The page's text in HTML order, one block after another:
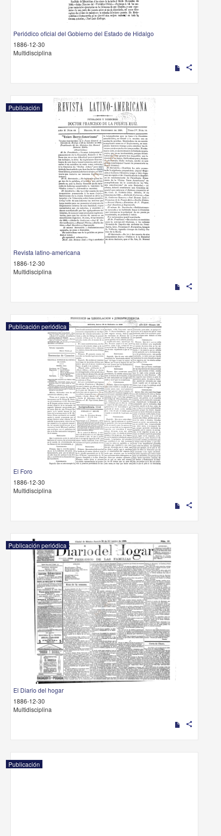
Periódico oficial del Gobierno del Estado de Hidalgo
1886-12-30
Multidisciplina
share
Publicación
Revista latino-americana
1886-12-30
Multidisciplina
share
Publicación periódica
El Foro
1886-12-30
Multidisciplina
share
Publicación periódica
El Diario del hogar
1886-12-30
Multidisciplina
share
Publicación